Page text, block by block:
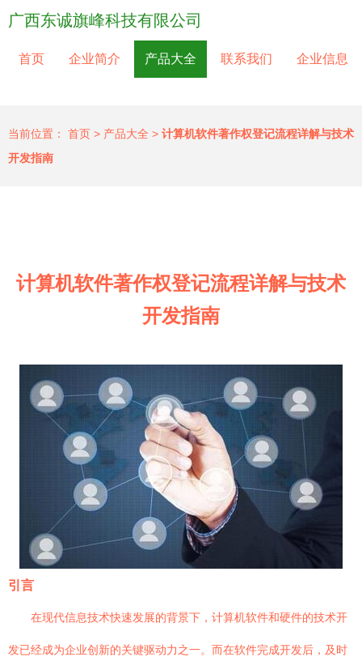
广西东诚旗峰科技有限公司
首页 企业简介 产品大全 联系我们 企业信息
当前位置： 首页 > 产品大全 > 计算机软件著作权登记流程详解与技术
开发指南
计算机软件著作权登记流程详解与技术
开发指南
引言
在现代信息技术快速发展的背景下，计算机软件和硬件的技术开
发已经成为企业创新的关键驱动力之一。而在软件完成开发后，及时